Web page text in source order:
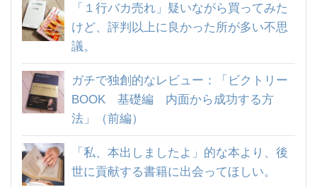
「１行バカ売れ」疑いながら買ってみた
けど、評判以上に良かった所が多い不思
議。
ガチで独創的なレビュー：「ビクトリー
BOOK 基礎編 内面から成功する方
法」（前編）
「私、本出しましたよ」的な本より、後
世に貢献する書籍に出会ってほしい。